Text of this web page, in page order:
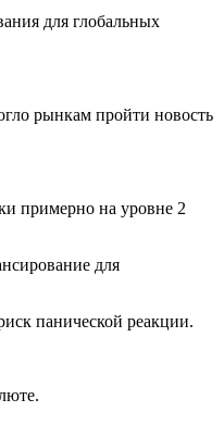
для глобальных
рынкам пройти новость
примерно на уровне 2
для
панической реакции.